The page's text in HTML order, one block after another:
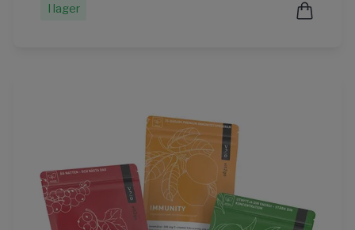
I lager